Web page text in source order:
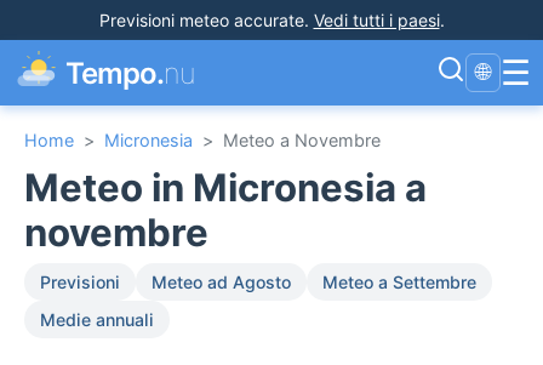
Previsioni meteo accurate. Vedi tutti i paesi.
Tempo.nu 🌐 ☰
Home > Micronesia > Meteo a Novembre
Meteo in Micronesia a
novembre
Previsioni Meteo ad Agosto
Meteo a Settembre
Medie annuali